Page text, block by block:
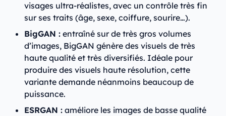
visages ultra-réalistes, avec un contrôle très fin
sur ses traits (âge, sexe, coiffure, sourire…).
BigGAN : entraîné sur de très gros volumes
d’images, BigGAN génère des visuels de très
haute qualité et très diversifiés. Idéale pour
produire des visuels haute résolution, cette
variante demande néanmoins beaucoup de
puissance.
ESRGAN : améliore les images de basse qualité